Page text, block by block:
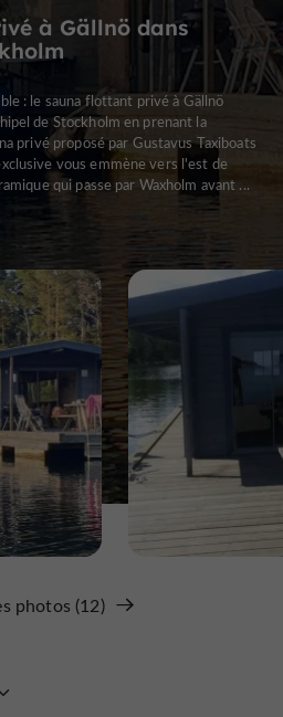
à Gällnö dans
: le sauna flottant privé à Gällnö
de Stockholm en prenant la
privé proposé par Gustavus Taxiboats
vous emmène vers l'est de
qui passe par Waxholm avant ...
photos (12)